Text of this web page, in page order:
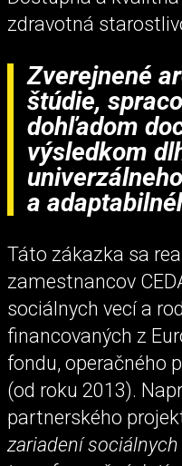
zdravotná
Zverejnené
štúdie,
dohľadom
výsledkom
a
Táto zákazka sa
zamestnancov
sociálnych vecí a
financovaných z
fondu, operačného
(od roku 2013).
partnerského
zariadení